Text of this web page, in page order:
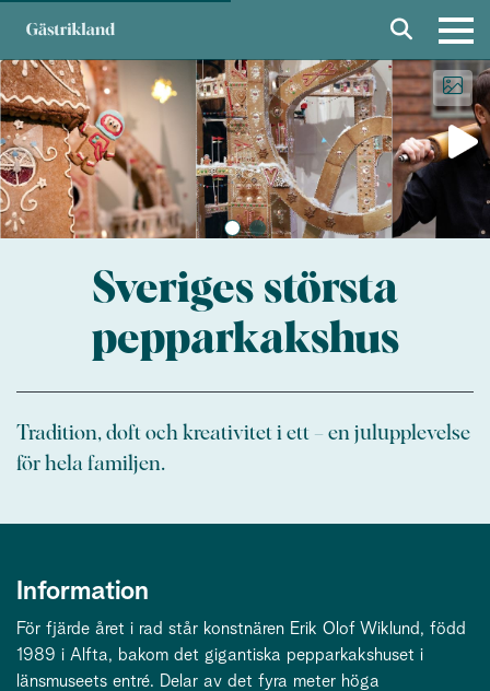
Sveriges största
pepparkakshus
Tradition, doft och kreativitet i ett – en julupplevelse
för hela familjen.
Information
För fjärde året i rad står konstnären Erik Olof Wiklund, född
1989 i Alfta, bakom det gigantiska pepparkakshuset i
länsmuseets entré. Delar av det fyra meter höga